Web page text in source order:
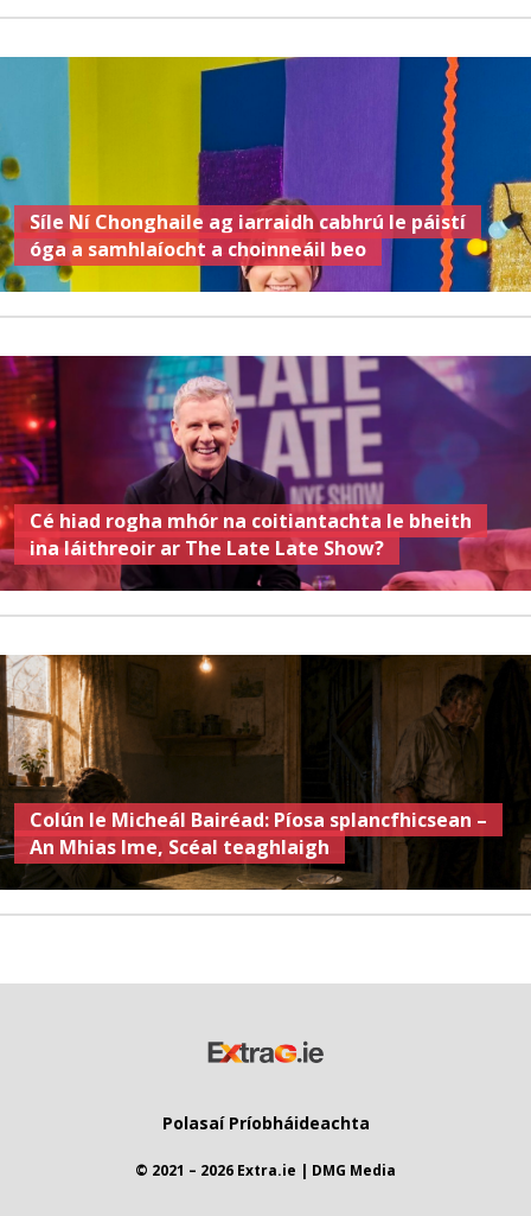
Síle Ní Chonghaile ag iarraidh cabhrú le páistí
óga a samhlaíocht a choinneáil beo
Cé hiad rogha mhór na coitiantachta le bheith
ina láithreoir ar The Late Late Show?
Colún le Micheál Bairéad: Píosa splancfhicsean –
An Mhias Ime, Scéal teaghlaigh
Polasaí Príobháideachta
© 2021 – 2026 Extra.ie | DMG Media